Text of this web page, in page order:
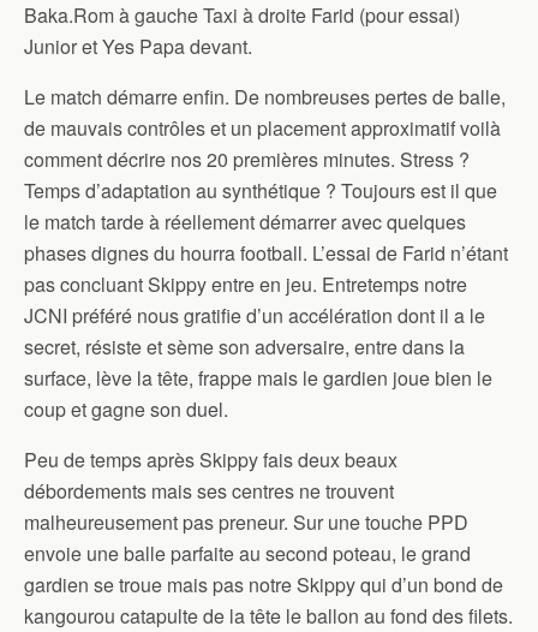
Baka.Rom à gauche Taxi à droite Farid (pour essai)
Junior et Yes Papa devant.
Le match démarre enfin. De nombreuses pertes de balle,
de mauvais contrôles et un placement approximatif voilà
comment décrire nos 20 premières minutes. Stress ?
Temps d’adaptation au synthétique ? Toujours est il que
le match tarde à réellement démarrer avec quelques
phases dignes du hourra football. L’essai de Farid n’étant
pas concluant Skippy entre en jeu. Entretemps notre
JCNI préféré nous gratifie d’un accélération dont il a le
secret, résiste et sème son adversaire, entre dans la
surface, lève la tête, frappe mais le gardien joue bien le
coup et gagne son duel.
Peu de temps après Skippy fais deux beaux
débordements mais ses centres ne trouvent
malheureusement pas preneur. Sur une touche PPD
envoie une balle parfaite au second poteau, le grand
gardien se troue mais pas notre Skippy qui d’un bond de
kangourou catapulte de la tête le ballon au fond des filets.